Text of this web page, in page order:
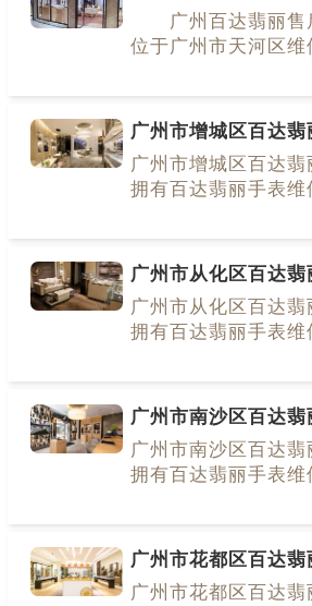
广州百达翡丽售
位于广州市天河区维
广州市增城区百达翡
广州市增城区百达
拥有百达翡丽手表维
广州市从化区百达翡
广州市从化区百达
拥有百达翡丽手表维
广州市南沙区百达翡
广州市南沙区百达
拥有百达翡丽手表维
广州市花都区百达翡
广州市花都区百达